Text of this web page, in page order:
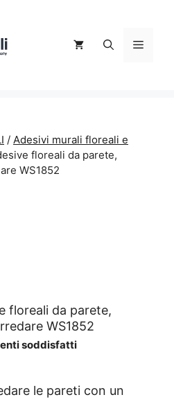
Menu
/ Adesivi murali floreali e
floreali da parete,
WS1852
floreali da parete,
WS1852
soddisfatti
le pareti con un